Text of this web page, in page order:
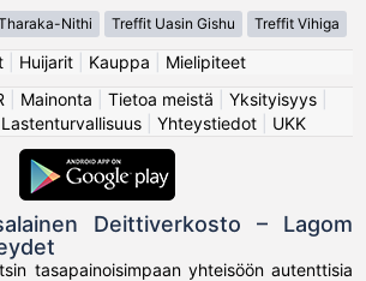
Nithi Treffit Uasin Gishu Treffit Vihiga
Huijarit Kauppa
Mielipiteet
Mainonta Tietoa meistä Yksityisyys|
Lastenturvallisuus Yhteystiedot UKK
Deittiverkosto – Lagom
tasapainoisimpaan yhteisöön autenttisia